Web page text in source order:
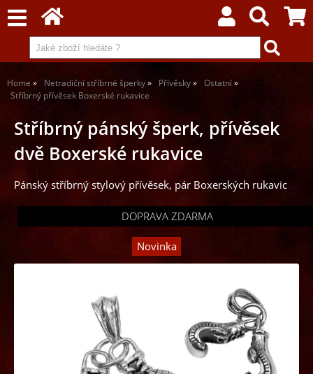
Home Netradiční stříbrné šperky Přívěsky
Ostatní
Stříbrný přívěsek Boxerské rukavice
Stříbrný pánský šperk, přívěsek
dvě Boxerské rukavice
Pánský stříbrný stylový přívěsek, pár Boxerských rukavic
DOPRAVA ZDARMA